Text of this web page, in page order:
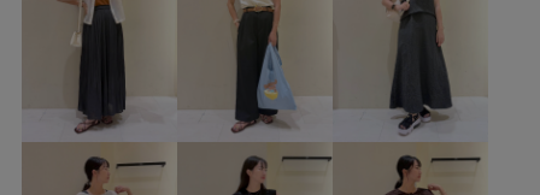
お出かけコーデ 旅行コーデ 推し活コーデ
女子会コーデ 大人カジュアル
パンツスタイル 体型カバー カジュアルコーデ
ヘルシーコーデ フェミニンコーデ シンプルコーデ